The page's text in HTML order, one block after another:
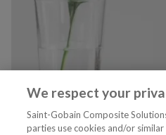
We respect your
Saint-Gobain Composite
parties use cookies and/or